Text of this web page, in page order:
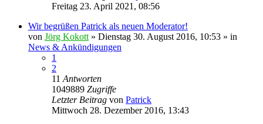
Freitag 23. April 2021, 08:56
Wir begrüßen Patrick als neuen Moderator!
von Jörg Kokott » Dienstag 30. August 2016, 10:53 » in
News & Ankündigungen
1
2
11 Antworten
1049889 Zugriffe
Letzter Beitrag von Patrick
Mittwoch 28. Dezember 2016, 13:43